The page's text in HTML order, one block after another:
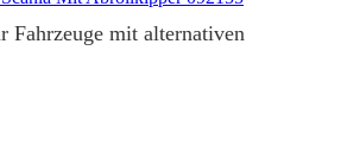
Fahrzeuge mit alternativen